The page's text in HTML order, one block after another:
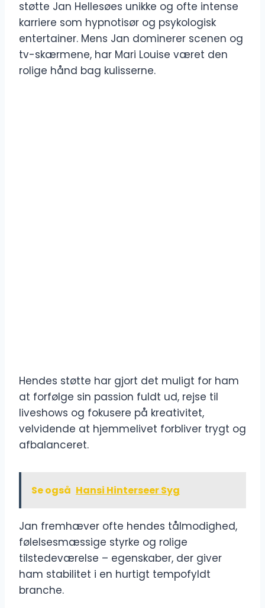
støtte Jan Hellesøes unikke og ofte intense
karriere som hypnotisør og psykologisk
entertainer. Mens Jan dominerer scenen og
tv-skærmene, har Mari Louise været den
rolige hånd bag kulisserne.
Hendes støtte har gjort det muligt for ham
at forfølge sin passion fuldt ud, rejse til
liveshows og fokusere på kreativitet,
velvidende at hjemmelivet forbliver trygt og
afbalanceret.
Se også Hansi Hinterseer Syg
Jan fremhæver ofte hendes tålmodighed,
følelsesmæssige styrke og rolige
tilstedeværelse – egenskaber, der giver
ham stabilitet i en hurtigt tempofyldt
branche.